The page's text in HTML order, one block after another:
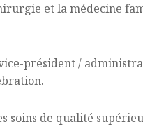
et la médecine
président /
soins de qualité